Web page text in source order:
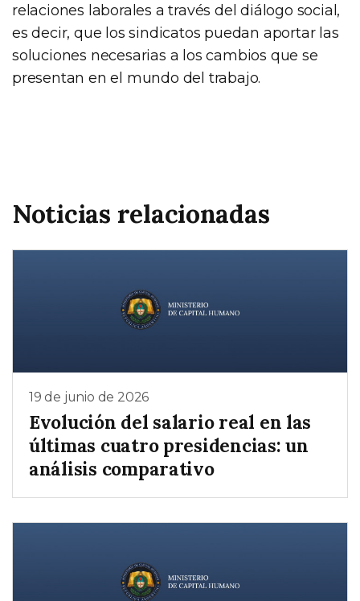
relaciones laborales a través del diálogo social,
es decir, que los sindicatos puedan aportar las
soluciones necesarias a los cambios que se
presentan en el mundo del trabajo.
Noticias relacionadas
19 de junio de 2026
Evolución del salario real en las
últimas cuatro presidencias: un
análisis comparativo